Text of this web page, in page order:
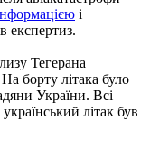
і
експертиз.
Тегерана
борту літака було
України. Всі
літак був